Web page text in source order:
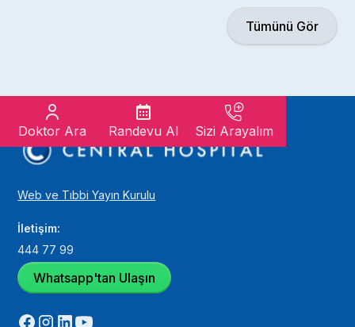
Tümünü Gör
Doktor Ara Randevu Al Sizi Arayalım
Web ve Tıbbi Yayın Kurulu
İletişim:
444 77 99
Whatsapp'tan Ulaşın